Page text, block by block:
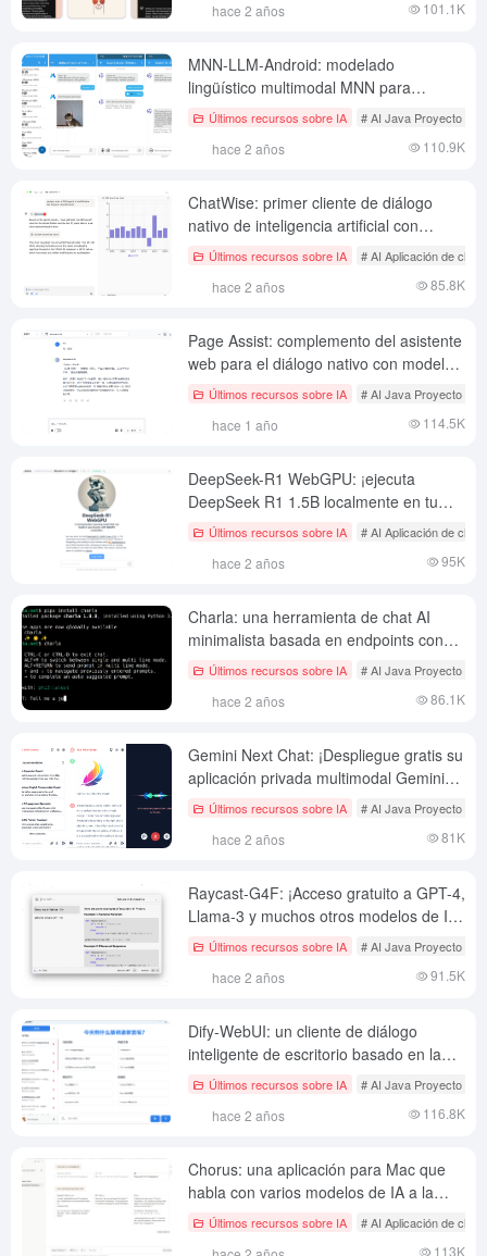
hace 2 años 101.1K
MNN-LLM-Android: modelado
lingüístico multimodal MNN para
AndroidÚltimos recursos sobre IA # AI Java Proyecto de
hace 2 años 110.9K
ChatWise: primer cliente de diálogo
nativo de inteligencia artificial con
acceso autónomo a las API
Últimos recursos sobre IA # AI Aplicación de chat
hace 2 años 85.8K
Page Assist: complemento del asistente
web para el diálogo nativo con modelos
de IA y la recuperación de documentos
Últimos recursos sobre IA # AI Java Proyecto de
hace 1 año 114.5K
DeepSeek-R1 WebGPU: ¡ejecuta
DeepSeek R1 1.5B localmente en tu
navegador!
Últimos recursos sobre IA # AI Aplicación de chat
hace 2 años 95K
Charla: una herramienta de chat AI
minimalista basada en endpoints con
integración nativa en el backend de
Últimos recursos sobre IA # AI Java Proyecto de
hace 2 años 86.1K
Gemini Next Chat: ¡Despliegue gratis su
aplicación privada multimodal Gemini
con un solo clic!
Últimos recursos sobre IA # AI Java Proyecto de
hace 2 años 81K
Raycast-G4F: ¡Acceso gratuito a GPT-4,
Llama-3 y muchos otros modelos de IA
a través de Raycast!
Últimos recursos sobre IA # AI Java Proyecto de
hace 2 años 91.5K
Dify-WebUI: un cliente de diálogo
inteligente de escritorio basado en la
API de Dify, que proporciona
empresarial.
Últimos recursos sobre IA # AI Java Proyecto de
hace 2 años 116.8K
Chorus: una aplicación para Mac que
habla con varios modelos de IA a la
vez, con múltiples rondas de diálogo
que generan árboles de interacción.
Últimos recursos sobre IA # AI Aplicación de chat
113K